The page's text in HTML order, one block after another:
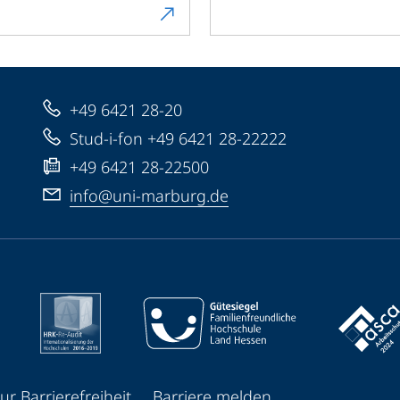
+49 6421 28-20
Stud-i-fon +49 6421 28-22222
+49 6421 28-22500
info@uni-marburg.de